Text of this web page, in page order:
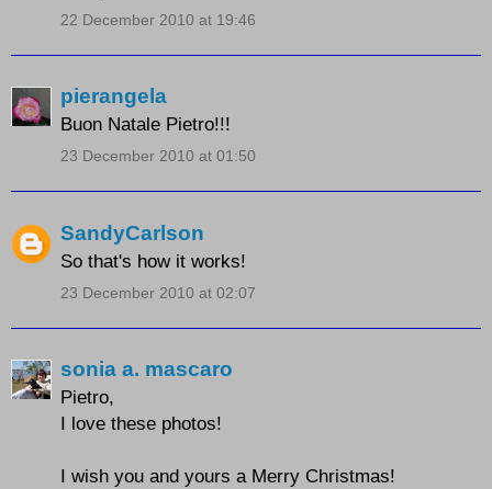
22 December 2010 at 19:46
pierangela
Buon Natale Pietro!!!
23 December 2010 at 01:50
SandyCarlson
So that's how it works!
23 December 2010 at 02:07
sonia a. mascaro
Pietro,
I love these photos!
I wish you and yours a Merry Christmas!